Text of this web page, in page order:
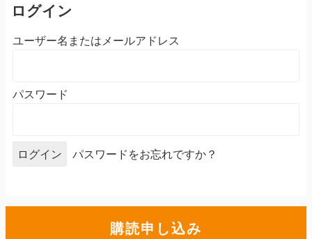
ログイン
ユーザー名またはメールアドレス
パスワード
パスワードをお忘れですか？
購読申し込み